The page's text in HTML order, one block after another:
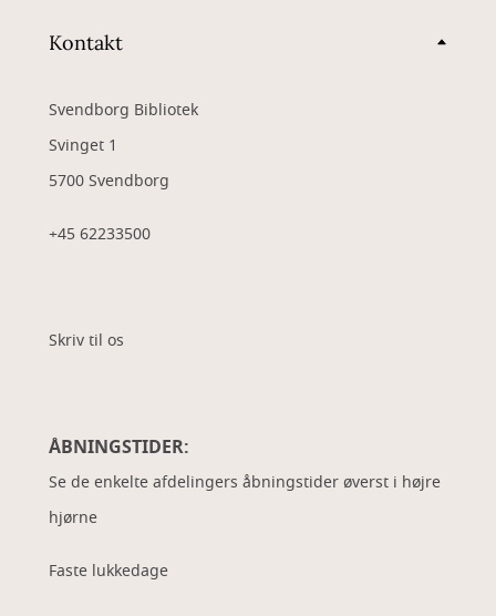
Kontakt
Svendborg Bibliotek
Svinget 1
5700 Svendborg
+45 62233500
Skriv til os
ÅBNINGSTIDER:
Se de enkelte afdelingers åbningstider øverst i højre
hjørne
Faste lukkedage